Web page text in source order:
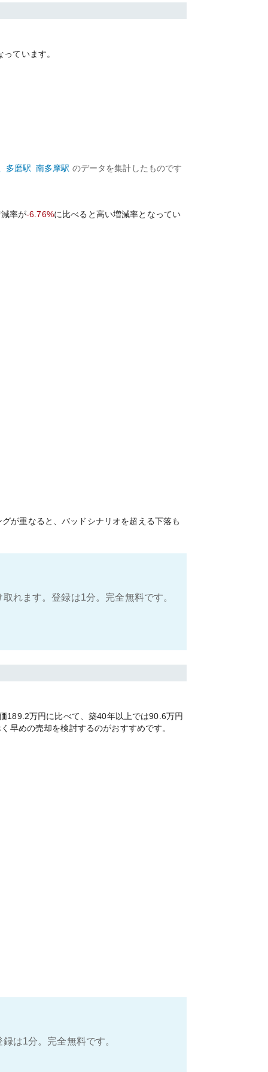
ています。
多磨駅 南多摩駅 のデータを集計したものです
率が-6.76%に比べると高い増減率となってい
が重なると、バッドシナリオを超える下落も
れます。登録は1分。完全無料です。
189.2万円に比べて、築40年以上では90.6万円
早めの売却を検討するのがおすすめです。
は1分。完全無料です。